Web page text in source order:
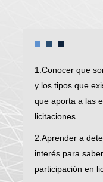
1.Conocer que
y los tipos que
que aporta a las
licitaciones.
2.Aprender a
interés para
participación en